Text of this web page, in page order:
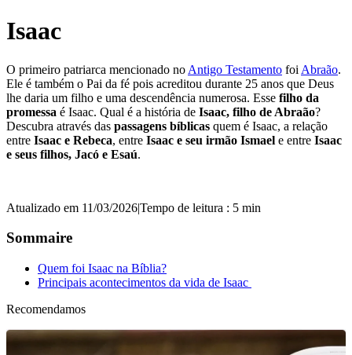
Isaac
O primeiro patriarca mencionado no Antigo Testamento foi Abraão.
Ele é também o Pai da fé pois acreditou durante 25 anos que Deus
lhe daria um filho e uma descendência numerosa. Esse filho da
promessa é Isaac. Qual é a história de Isaac, filho de Abraão?
Descubra através das passagens bíblicas quem é Isaac, a relação
entre Isaac e Rebeca, entre Isaac e seu irmão Ismael e entre Isaac
e seus filhos, Jacó e Esaú.
Atualizado em 11/03/2026|Tempo de leitura : 5 min
Sommaire
Quem foi Isaac na Bíblia?
Principais acontecimentos da vida de Isaac
Recomendamos